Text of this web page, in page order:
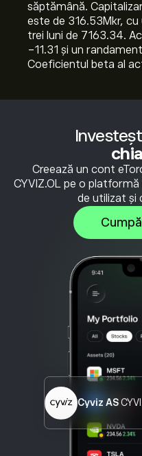
Creează un cont
CYVIZ.OL pe o
de utilizat și
Cyviz AS
săptămână.
este de 316.53M‎kr‎,
trei luni de 7163.34.
-11.31 și un
Coeficientul beta al